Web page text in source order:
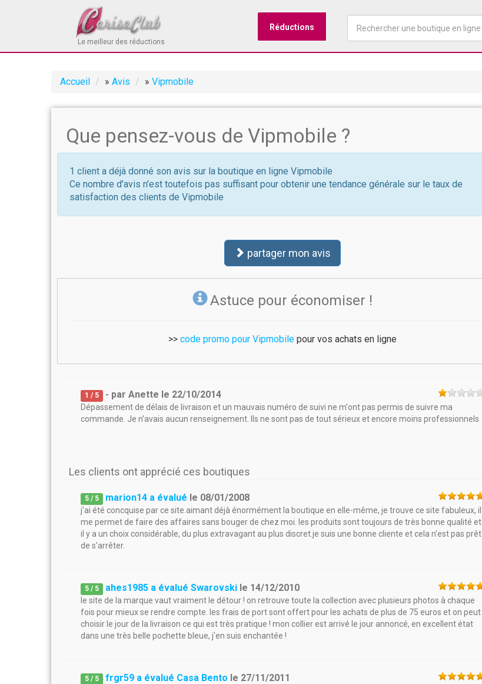
Le meilleur des réductions
Réductions
Accueil » Avis » Vipmobile
Que pensez-vous de Vipmobile ?
1 client a déjà donné son avis sur la boutique en ligne Vipmobile
Ce nombre d'avis n'est toutefois pas suffisant pour obtenir une tendance générale sur le taux de
satisfaction des clients de Vipmobile
partager mon avis
Astuce pour économiser !
>>code promo pour Vipmobile pour vos achats en ligne
1 / 5 - parAnette le 22/10/2014
Dépassement de délais de livraison et un mauvais numéro de suivi ne m'ont pas permis de suivre ma
commande. Je n'avais aucun renseignement. Ils ne sont pas de tout sérieux et encore moins professionnels
Les clients ont apprécié ces boutiques
5 / 5 marion14 a évalué le 08/01/2008
j'ai été concquise par ce site.aimant déjà énormément la boutique en elle-même, je trouve ce site fabuleux, il
me permet de faire des affaires sans bouger de chez moi. les produits sont toujours de très bonne qualité et
il y a un choix considérable, du plus extravagant au plus discret.je suis une bonne cliente et cela n'est pas prêt
de s'arrêter.
5 / 5 ahes1985 a évalué Swarovski le 14/12/2010
le site de la marque vaut vraiment le détour ! on retrouve toute la collection avec plusieurs photos à chaque
fois pour mieux se rendre compte. les frais de port sont offert pour les achats de plus de 75 euros et on peut
choisir le jour de la livraison ce qui est très pratique ! mon collier est arrivé le jour annoncé, en excellent état
dans une très belle pochette bleue, j'en suis enchantée !
5 / 5 frgr59 a évalué Casa Bento le 27/11/2011